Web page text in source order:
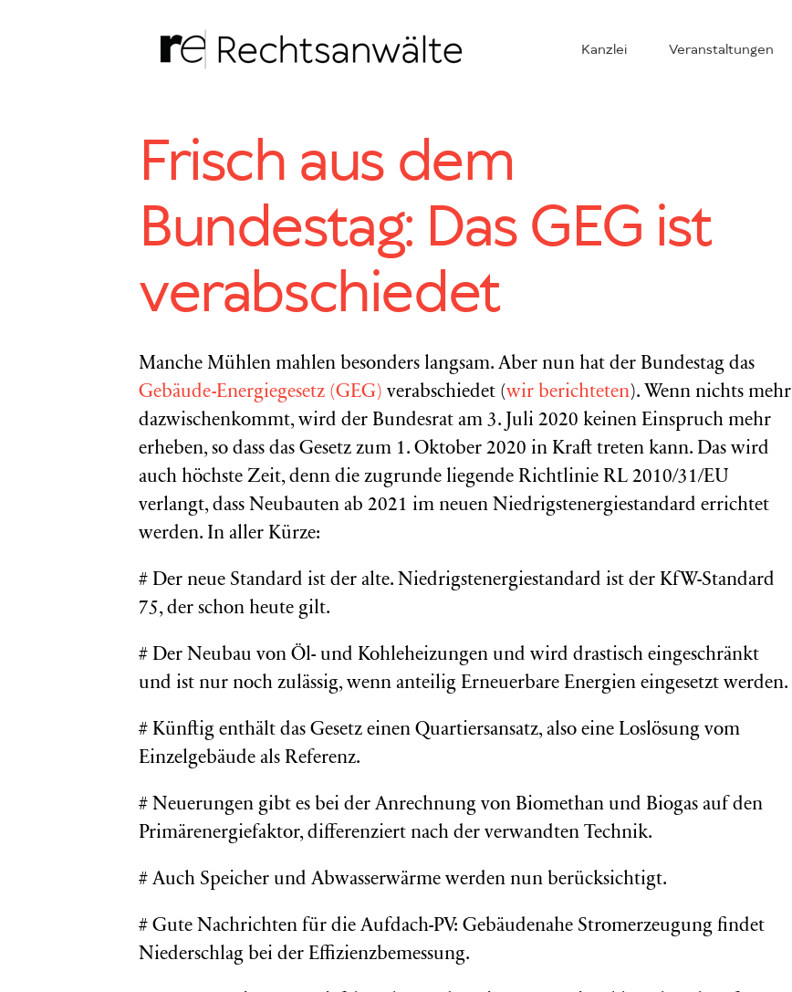
Kanzlei Veranstaltungen
Frisch aus dem
Bundestag: Das GEG ist
verabschiedet
Manche Mühlen mahlen besonders langsam. Aber nun hat der Bundestag das
Gebäude-Energiegesetz (GEG) verabschiedet (wir berichteten). Wenn nichts mehr
dazwischenkommt, wird der Bundesrat am 3. Juli 2020 keinen Einspruch mehr
erheben, so dass das Gesetz zum 1. Oktober 2020 in Kraft treten kann. Das wird
auch höchste Zeit, denn die zugrunde liegende Richtlinie RL 2010/31/EU
verlangt, dass Neubauten ab 2021 im neuen Niedrigstenergiestandard errichtet
werden. In aller Kürze:
# Der neue Standard ist der alte. Niedrigstenergiestandard ist der KfW-Standard
75, der schon heute gilt.
# Der Neubau von Öl- und Kohleheizungen und wird drastisch eingeschränkt
und ist nur noch zulässig, wenn anteilig Erneuerbare Energien eingesetzt werden.
# Künftig enthält das Gesetz einen Quartiersansatz, also eine Loslösung vom
Einzelgebäude als Referenz.
# Neuerungen gibt es bei der Anrechnung von Biomethan und Biogas auf den
Primärenergiefaktor, differenziert nach der verwandten Technik.
# Auch Speicher und Abwasserwärme werden nun berücksichtigt.
# Gute Nachrichten für die Aufdach-PV: Gebäudenahe Stromerzeugung findet
Niederschlag bei der Effizienzbemessung.